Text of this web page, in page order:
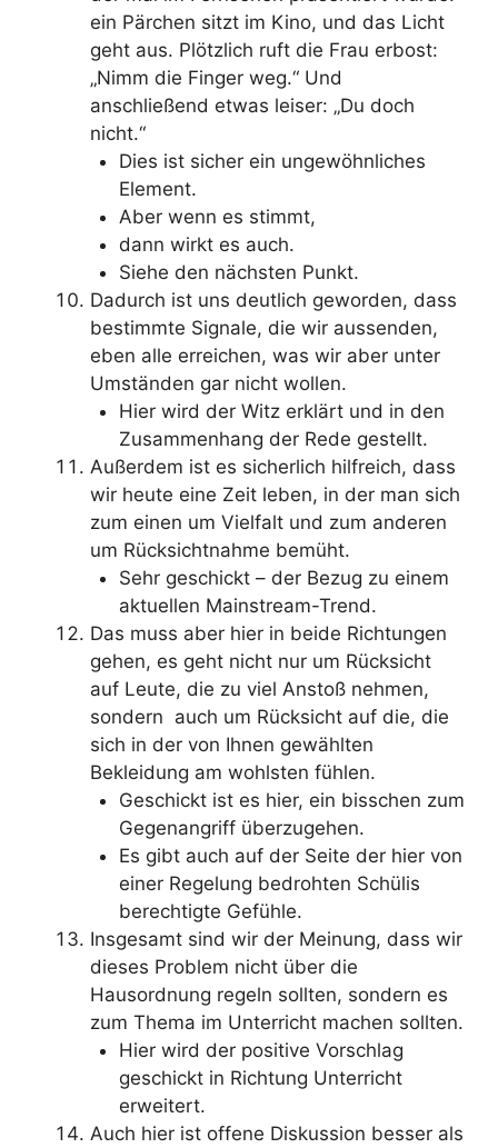
ein Pärchen sitzt im Kino, und das Licht
geht aus. Plötzlich ruft die Frau erbost:
„Nimm die Finger weg.“ Und
anschließend etwas leiser: „Du doch
nicht.“
Dies ist sicher ein ungewöhnliches
Element.
Aber wenn es stimmt,
dann wirkt es auch.
Siehe den nächsten Punkt.
Dadurch ist uns deutlich geworden, dass
bestimmte Signale, die wir aussenden,
eben alle erreichen, was wir aber unter
Umständen gar nicht wollen.
Hier wird der Witz erklärt und in den
Zusammenhang der Rede gestellt.
Außerdem ist es sicherlich hilfreich, dass
wir heute eine Zeit leben, in der man sich
zum einen um Vielfalt und zum anderen
um Rücksichtnahme bemüht.
Sehr geschickt – der Bezug zu einem
aktuellen Mainstream-Trend.
Das muss aber hier in beide Richtungen
gehen, es geht nicht nur um Rücksicht
auf Leute, die zu viel Anstoß nehmen,
sondern auch um Rücksicht auf die, die
sich in der von Ihnen gewählten
Bekleidung am wohlsten fühlen.
Geschickt ist es hier, ein bisschen zum
Gegenangriff überzugehen.
Es gibt auch auf der Seite der hier von
einer Regelung bedrohten Schülis
berechtigte Gefühle.
Insgesamt sind wir der Meinung, dass wir
dieses Problem nicht über die
Hausordnung regeln sollten, sondern es
zum Thema im Unterricht machen sollten.
Hier wird der positive Vorschlag
geschickt in Richtung Unterricht
erweitert.
Auch hier ist offene Diskussion besser als